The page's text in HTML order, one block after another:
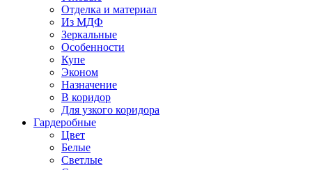
Отделка и материал
Из МДФ
Зеркальные
Особенности
Купе
Эконом
Назначение
В коридор
Для узкого коридора
Гардеробные
Цвет
Белые
Светлые